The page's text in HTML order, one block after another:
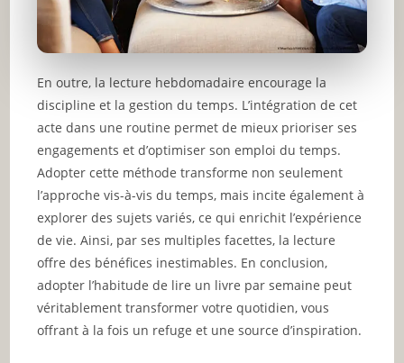
En outre, la lecture hebdomadaire encourage la
discipline et la gestion du temps. L’intégration de cet
acte dans une routine permet de mieux prioriser ses
engagements et d’optimiser son emploi du temps.
Adopter cette méthode transforme non seulement
l’approche vis-à-vis du temps, mais incite également à
explorer des sujets variés, ce qui enrichit l’expérience
de vie. Ainsi, par ses multiples facettes, la lecture
offre des bénéfices inestimables. En conclusion,
adopter l’habitude de lire un livre par semaine peut
véritablement transformer votre quotidien, vous
offrant à la fois un refuge et une source d’inspiration.